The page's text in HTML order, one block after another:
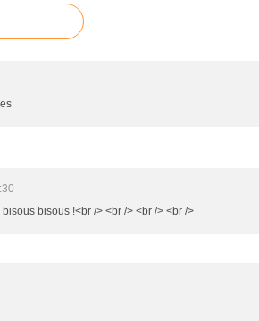
bisous !<br /> <br /> <br /> <br />